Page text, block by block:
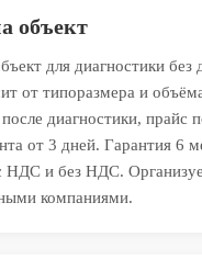
объект
для диагностики без
от типоразмера и
диагностики, прайс
от 3 дней. Гарантия 6
НДС и без НДС.
компаниями.